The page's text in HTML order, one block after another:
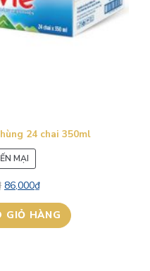
24 chai 350ml
MẠI
PHẨM
ĐANG
GIẢM
GIÁ
86,000₫
GIỎ HÀNG